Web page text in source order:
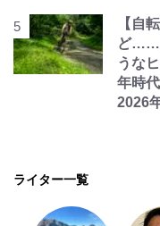
【自
ど……
うな
年時
2026
ライター一覧